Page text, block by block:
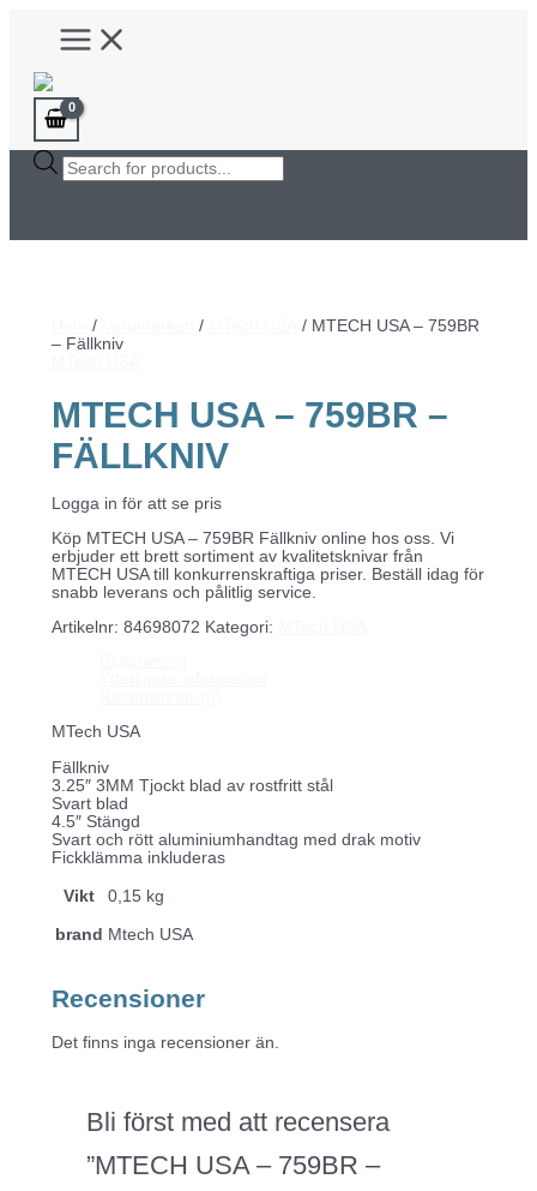
innehåll
Main
Menu
Products
search
/ /
/ MTECH USA – 759BR
– Fällkniv
MTECH USA – 759BR –
FÄLLKNIV
Logga in för att se pris
Köp MTECH USA – 759BR Fällkniv online hos oss. Vi
erbjuder ett brett sortiment av kvalitetsknivar från
MTECH USA till konkurrenskraftiga priser. Beställ idag för
snabb leverans och pålitlig service.
Artikelnr: 84698072 Kategori:
MTech USA
Fällkniv
3.25″ 3MM Tjockt blad av rostfritt stål
Svart blad
4.5″ Stängd
Svart och rött aluminiumhandtag med drak motiv
Fickklämma inkluderas
Vikt 0,15 kg
brand Mtech USA
Recensioner
Det finns inga recensioner än.
Bli först med att recensera
”MTECH USA – 759BR –